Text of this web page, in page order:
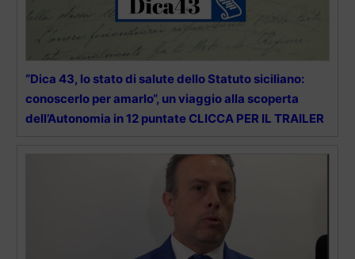
“Dica 43, lo stato di salute dello Statuto siciliano:
conoscerlo per amarlo“, un viaggio alla scoperta
dell’Autonomia in 12 puntate CLICCA PER IL TRAILER